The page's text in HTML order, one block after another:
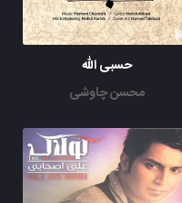
حسبی الله
محسن چاوشی